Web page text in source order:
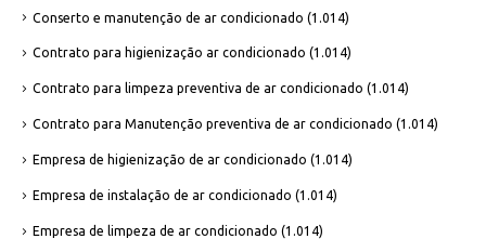
Conserto e manutenção de ar condicionado (1.014)
Contrato para higienização ar condicionado (1.014)
Contrato para limpeza preventiva de ar condicionado (1.014)
Contrato para Manutenção preventiva de ar condicionado (1.014)
Empresa de higienização de ar condicionado (1.014)
Empresa de instalação de ar condicionado (1.014)
Empresa de limpeza de ar condicionado (1.014)